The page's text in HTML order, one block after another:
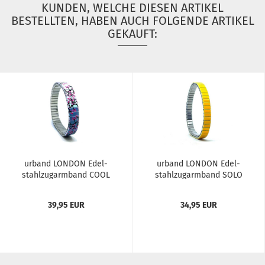
KUNDEN, WELCHE DIESEN ARTIKEL
BESTELLTEN, HABEN AUCH FOLGENDE ARTIKEL
GEKAUFT:
ur­band LON­DON Edel­
stahl­zug­arm­band COOL
39,95 EUR
ur­band LON­DON Edel­
stahl­zug­arm­band SOLO
34,95 EUR